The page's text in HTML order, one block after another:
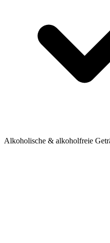
Alkoholische & alkoholfreie